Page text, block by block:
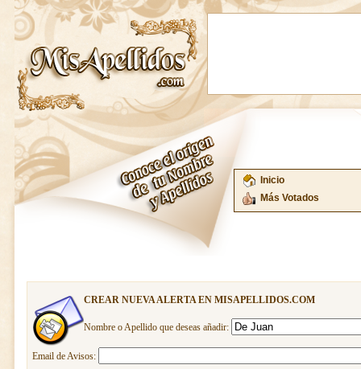
Inicio
Más Votados
CREAR NUEVA ALERTA EN MISAPELLIDOS.COM
Nombre o Apellido que deseas añadir:
Email de Avisos: